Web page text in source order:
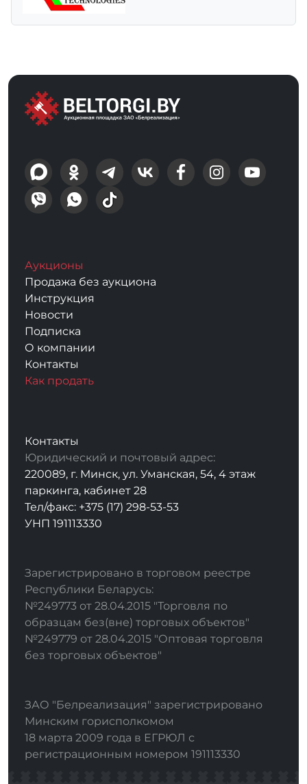
Аукционы
Продажа без аукциона
Инструкция
Новости
Подписка
О компании
Контакты
Как продать
Контакты
Юридический и почтовый адрес:
220089, г. Минск, ул. Уманская, 54, 4 этаж
паркинга, кабинет 28
Тел/факс: +375 (17) 298-53-53
УНП 191113330
Зарегистрировано в торговом реестре
Республики Беларусь:
№249773 от 28.04.2015 "Торговля по
образцам без(вне) торговых объектов"
№249779 от 28.04.2015 "Оптовая торговля
без торговых объектов"
ЗАО "Белреализация" зарегистрировано
Минским горисполкомом
18 марта 2009 года в ЕГРЮЛ с
регистрационным номером 191113330